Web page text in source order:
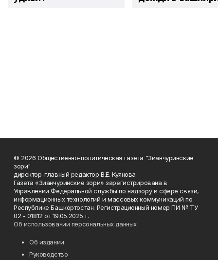
© 2026 Общественно-политическая газета "Зианчуринские
зори"
директор-главный редактор В.Е. Куянова
Газета «Зианчуринские зори» зарегистрирована в
Управлении Федеральной службы по надзору в сфере связи,
информационных технологий и массовых коммуникаций по
Республике Башкортостан. Регистрационный номер ПИ № ТУ
02 - 01812 от 19.05.2025 г.
Об использовании персональных данных
Об издании
Руководство